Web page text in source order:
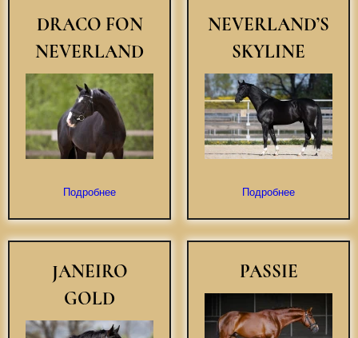
DRACO FON
NEVERLAND
Подробнее
NEVERLAND’S
SKYLINE
Подробнее
JANEIRO
GOLD
PASSIE